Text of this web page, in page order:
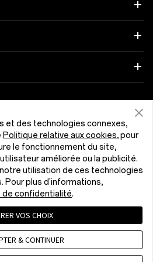
Luxembourg (Français)
Accord utilisateur
et des technologies connexes,
Politique relative aux cookies, pour
le fonctionnement du site,
améliorée ou la publicité.
utilisation de ces technologies
Pour plus d'informations,
de confidentialité.
VOS CHOIX
& CONTINUER